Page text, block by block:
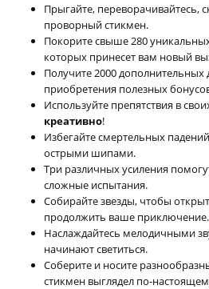
Прыгайте, переворачивайтесь,
проворный стикмен.
Покорите свыше 280
которых принесет вам новый
Получите 2000
приобретения полезных
Используйте препятствия в
креативно!
Избегайте смертельных
острыми шипами.
Три различных усиления
сложные испытания.
Собирайте звезды, чтобы
продолжить ваше приключение.
Наслаждайтесь мелодичными
начинают светиться.
Соберите и носите
стикмен выглядел по-